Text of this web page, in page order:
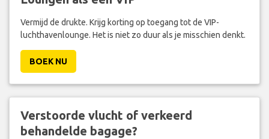
Vermijd de drukte. Krijg korting op toegang tot de VIP-
luchthavenlounge. Het is niet zo duur als je misschien denkt.
BOEK NU
Verstoorde vlucht of verkeerd
behandelde bagage?